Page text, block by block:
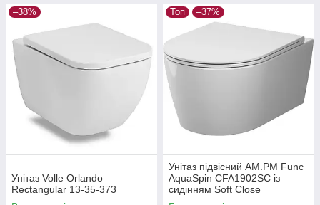
–38%
Унітаз Volle Orlando
Rectangular 13-35-373
Топ –37%
Унітаз підвісний AM.PM Func
AquaSpin CFA1902SC із
сидінням Soft Close